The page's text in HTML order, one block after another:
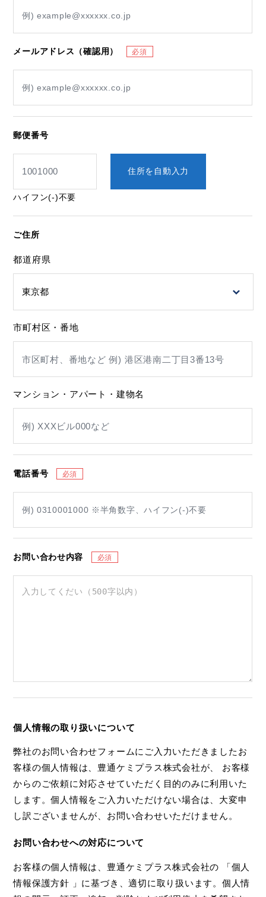
メールアドレス（確認用）
郵便番号
ハイフン(-)不要
住所を自動入力
ご住所
都道府県
市町村区・番地
マンション・アパート・建物名
電話番号
お問い合わせ内容
個人情報の取り扱いについて
弊社のお問い合わせフォームにご入力いただきましたお
客様の個人情報は、豊通ケミプラス株式会社が、 お客様
からのご依頼に対応させていただく目的のみに利用いた
します。個人情報をご入力いただけない場合は、大変申
し訳ございませんが、お問い合わせいただけません。
お問い合わせへの対応について
お客様の個人情報は、豊通ケミプラス株式会社の 「個人
情報保護方針 」に基づき、適切に取り扱います。個人情